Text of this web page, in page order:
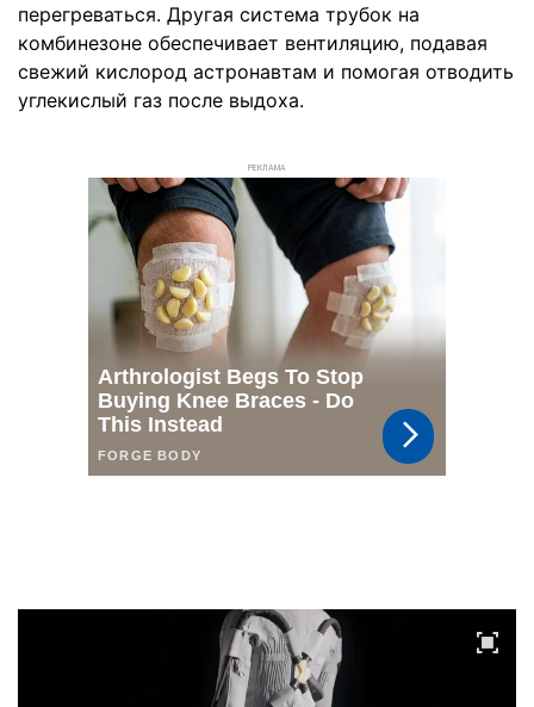
перегреваться. Другая система трубок на
комбинезоне обеспечивает вентиляцию, подавая
свежий кислород астронавтам и помогая отводить
углекислый газ после выдоха.
РЕКЛАМА